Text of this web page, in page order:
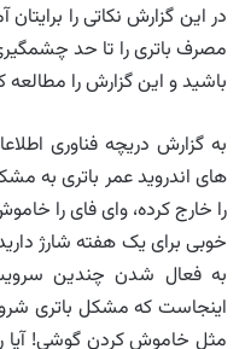
در این گزارش نکاتی را
مصرف باتری را تا حد
باشید و این گزارش را مطالعه
به گزارش دریچه فناوری
های اندروید عمر باتری به
را خارج کرده، وای فای را
خوبی برای یک هفته شارژ
به فعال شدن چندین
اینجاست که مشکل باتری
مثل خاموش کردن گوشی! آیا